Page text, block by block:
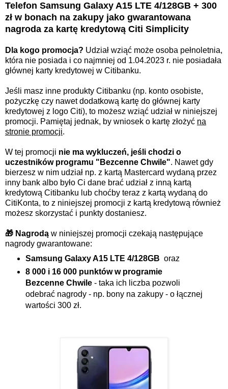
Telefon Samsung Galaxy A15 LTE 4/128GB + 300
zł w bonach na zakupy jako gwarantowana
nagroda za kartę kredytową Citi Simplicity
Dla kogo promocja? Udział wziąć może osoba pełnoletnia,
która nie posiada i co najmniej od 1.04.2023 r. nie posiadała
głównej karty kredytowej w Citibanku.
Jeśli masz inne produkty Citibanku (np. konto osobiste,
pożyczkę czy nawet dodatkową kartę do głównej karty
kredytowej z logo Citi), to możesz wziąć udział w niniejszej
promocji. Pamiętaj jednak, by wniosek o kartę złożyć na
stronie promocji.
W tej promocji nie ma wykluczeń, jeśli chodzi o
uczestników programu "Bezcenne Chwile". Nawet gdy
bierzesz w nim udział np. z kartą Mastercard wydaną przez
inny bank albo było Ci dane brać udział z inną kartą
kredytową Citibanku lub choćby teraz z kartą wydaną do
CitiKonta, to z niniejszej promocji z kartą kredytową również
możesz skorzystać i punkty dostaniesz.
🎁 Nagrodą w niniejszej promocji czekają następujące
nagrody gwarantowane:
Samsung Galaxy A15 LTE 4/128GB oraz
8 000 i 16 000 punktów w programie
Bezcenne Chwile- taka ich liczba pozwoli
odebrać nagrody - np. bony na zakupy - o łącznej
wartości 300 zł.